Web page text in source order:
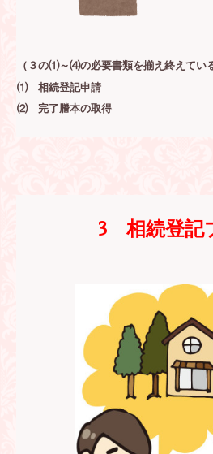
（３の⑴～⑷の必要書類を揃え終えてい
⑴ 相続登記申請
⑵ 完了謄本の取得
3 相続登記